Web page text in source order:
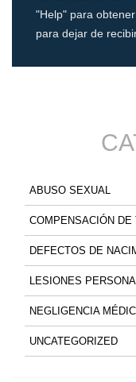
"Help" para
para dejar de
ABUSO SEXUAL
COMPENSACIÓN DE
DEFECTOS DE
LESIONES
NEGLIGENCIA
UNCATEGORIZED